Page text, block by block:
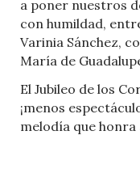
a poner nuestros
con humildad,
Varinia Sánchez,
María de
El Jubileo de los
¡menos
melodía que honra